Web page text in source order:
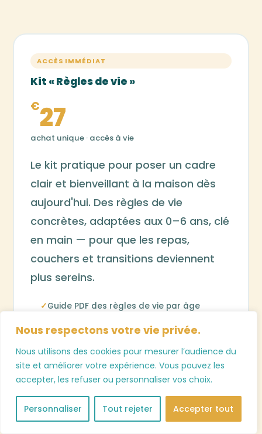
Nous respectons votre vie privée.
Nous utilisons des cookies pour mesurer l’audience du
site et améliorer votre expérience. Vous pouvez les
accepter, les refuser ou personnaliser vos choix.
Personnaliser Tout rejeter Accepter tout
ACCÈS IMMÉDIAT
Kit « Règles de vie »
€27
achat unique · accès à vie
Le kit pratique pour poser un cadre
clair et bienveillant à la maison dès
aujourd'hui. Des règles de vie
concrètes, adaptées aux 0–6 ans, clé
en main — pour que les repas,
couchers et transitions deviennent
plus sereins.
Guide PDF des règles de vie par âge
Exemples de formulations qui fonctionnent
Cartes visuelles à afficher pour les enfants
Accès immédiat après paiement
Télécharger le kit — 27€